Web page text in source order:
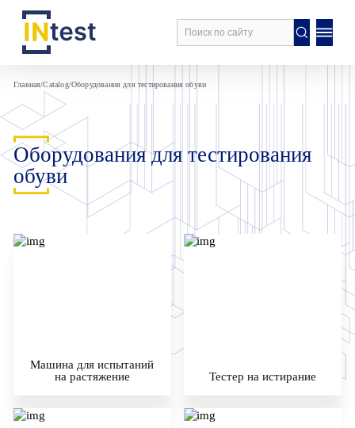
Главная/Catalog/Оборудования для тестирования обуви
Оборудования для тестирования
обуви
Машина для испытаний
на растяжение
Тестер на истирание